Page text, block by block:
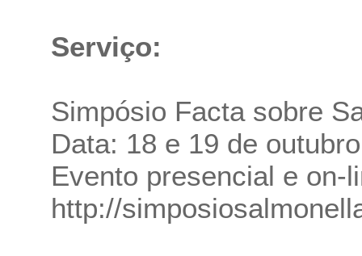
Serviço:
Simpósio Facta sobre
Data: 18 e 19 de
Evento presencial e on-
http://